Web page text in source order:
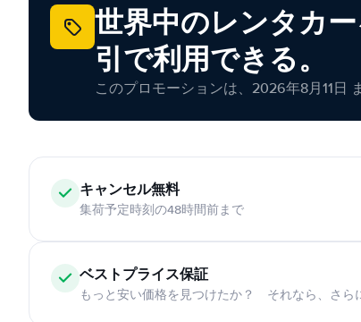
世界中のレンタカ
引で利用できる。
このプロモーションは、2026年8月11日
キャンセル無料
集荷予定時刻の48時間前まで
ベストプライス保証
もっと安い価格を見つけたか？ それなら、さら